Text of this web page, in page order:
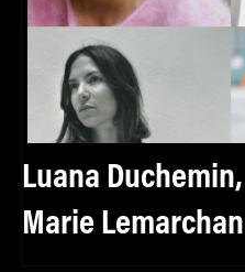
Luana Duchemin,
Marie